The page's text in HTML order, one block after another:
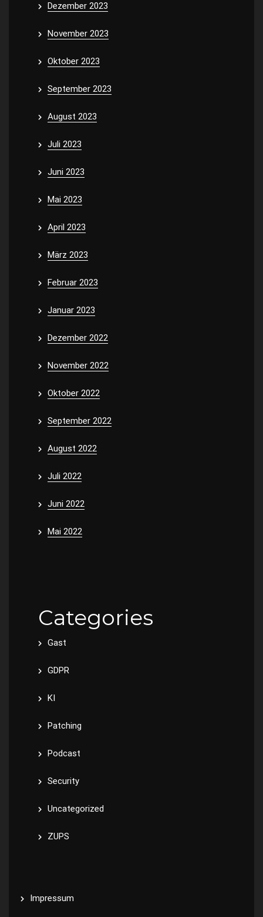
Dezember 2023
November 2023
Oktober 2023
September 2023
August 2023
Juli 2023
Juni 2023
Mai 2023
April 2023
März 2023
Februar 2023
Januar 2023
Dezember 2022
November 2022
Oktober 2022
September 2022
August 2022
Juli 2022
Juni 2022
Mai 2022
Categories
Gast
GDPR
KI
Patching
Podcast
Security
Uncategorized
ZUPS
Impressum